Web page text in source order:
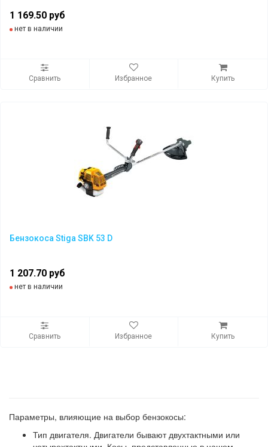
1 169.50 руб
нет в наличии
Сравнить Избранное Купить
Бензокоса Stiga SBK 53 D
1 207.70 руб
нет в наличии
Сравнить Избранное Купить
Параметры, влияющие на выбор бензокосы:
Тип двигателя. Двигатели бывают двухтактными или